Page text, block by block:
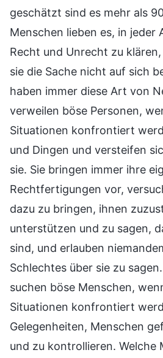
geschätzt sind es mehr als
Menschen lieben es, in jeder
Recht und Unrecht zu
sie die Sache nicht auf sich
haben immer diese Art von
verweilen böse Personen,
Situationen konfrontiert
und Dingen und versteifen
sie. Sie bringen immer ihre
Rechtfertigungen vor,
dazu zu bringen, ihnen
unterstützen und zu sagen,
sind, und erlauben
Schlechtes über sie zu
suchen böse Menschen,
Situationen konfrontiert
Gelegenheiten, Menschen
und zu kontrollieren. Welche